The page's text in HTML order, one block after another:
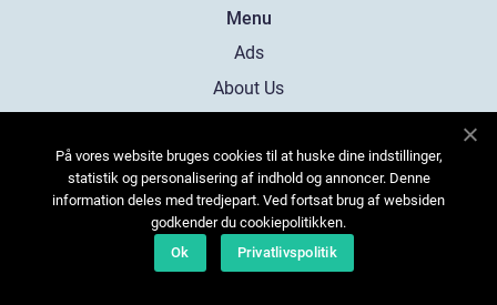
Menu
Ads
About Us
Contact
Sitemap
På vores website bruges cookies til at huske dine indstillinger,
statistik og personalisering af indhold og annoncer. Denne
information deles med tredjepart. Ved fortsat brug af websiden
godkender du cookiepolitikken.
Ok
Privatlivspolitik